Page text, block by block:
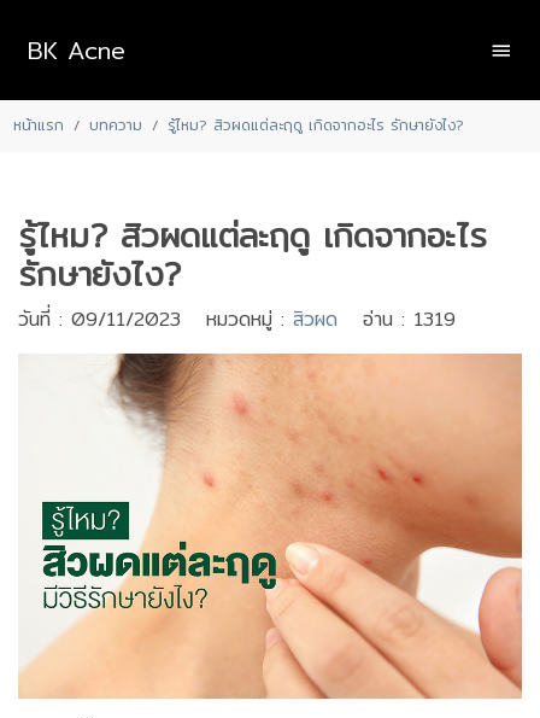
BK Acne
หน้าแรก บทความ รู้ไหม? สิวผดแต่ละฤดู เกิดจากอะไร รักษายังไง?
รู้ไหม? สิวผดแต่ละฤดู เกิดจากอะไร
รักษายังไง?
วันที่ : 09/11/2023 หมวดหมู่ : สิวผด อ่าน : 1319